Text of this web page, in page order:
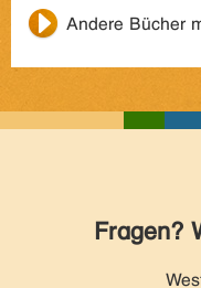
Andere Bücher